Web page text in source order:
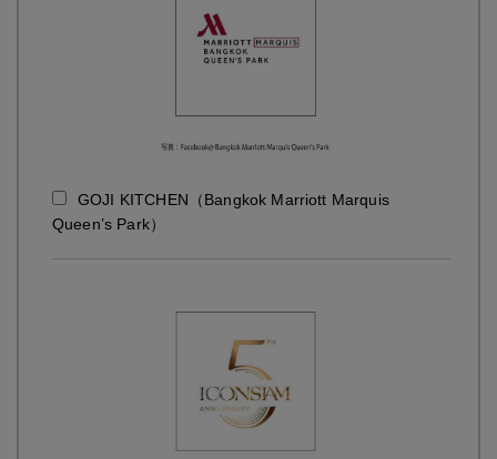
GOJI KITCHEN（Bangkok Marriott Marquis
Queen’s Park）